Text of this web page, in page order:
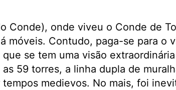
Conde), onde viveu o Conde de
móveis. Contudo, paga-se para o
se tem uma visão
59 torres, a linha dupla de
medievos. No mais, foi